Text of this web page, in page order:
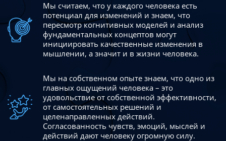
Мы считаем, что у каждого человека есть
потенциал для изменений и знаем, что
пересмотр когнитивных моделей и анализ
фундаментальных концептов могут
инициировать качественные изменения в
мышлении, а значит и в жизни человека.
Мы на собственном опыте знаем, что одно из
главных ощущений человека – это
удовольствие от собственной эффективности,
от самостоятельных решений и
целенаправленных действий.
Согласованность чувств, эмоций, мыслей и
действий дают человеку огромную силу.